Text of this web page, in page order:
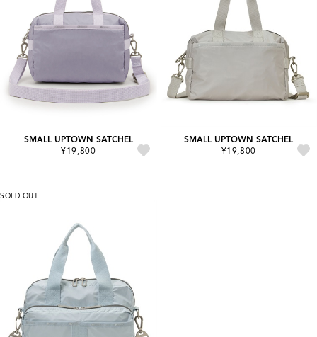
SMALL UPTOWN SATCHEL
¥19,800
SMALL UPTOWN SATCHEL
¥19,800
SOLD OUT